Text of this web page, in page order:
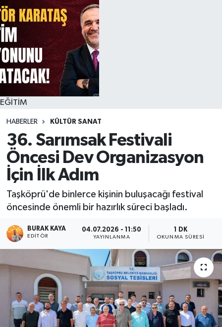
EĞİTİM
HABERLER KÜLTÜR SANAT
36. Sarımsak Festivali
Öncesi Dev Organizasyon
İçin İlk Adım
Taşköprü'de binlerce kişinin buluşacağı festival
öncesinde önemli bir hazırlık süreci başladı.
BURAK KAYA
EDITÖR
04.07.2026 - 11:50
YAYINLANMA
1 DK
OKUNMA SÜRESI